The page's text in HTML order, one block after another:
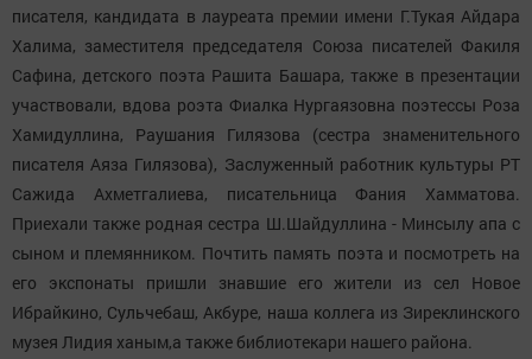
писателя, кандидата в лауреата премии имени Г.Тукая Айдара
Халима, заместителя председателя Союза писателей Факиля
Сафина, детского поэта Рашита Башара, также в презентации
участвовали, вдова роэта Фиалка Нургаязовна поэтессы Роза
Хамидуллина, Раушания Гилязова (сестра знаменительного
писателя Аяза Гилязова), Заслуженный работник культуры РТ
Сажида Ахметгалиева, писательница Фания Хамматова.
Приехали также родная сестра Ш.Шайдуллина - Минсылу апа с
сыном и племянником. Почтить память поэта и посмотреть на
его экспонаты пришли знавшие его жители из сел Новое
Ибрайкино, Сульчебаш, Акбуре, наша коллега из Зиреклинского
музея Лидия ханым,а также библиотекари нашего района.